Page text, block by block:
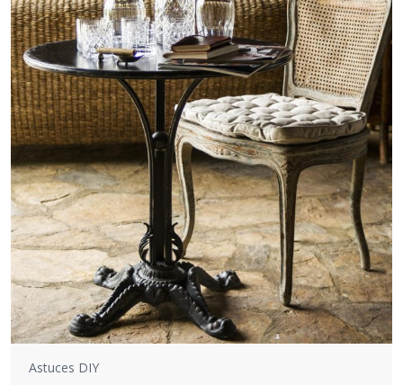
Astuces DIY